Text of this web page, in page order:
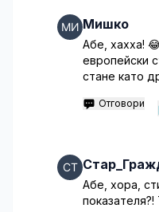
Мишко
Абе, хахха!
европейски
стане като
Отговори
Абе, хора,